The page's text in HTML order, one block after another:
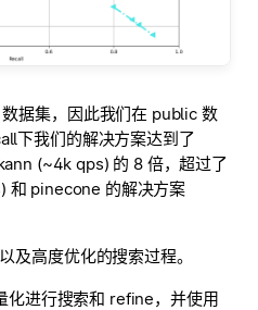
据集，因此我们在 public 数
下我们的解决方案达到了
(~4k qps) 的 8 倍，超过了
和 pinecone 的解决方案
及高度优化的搜索过程。
化进行搜索和 refine，并使用